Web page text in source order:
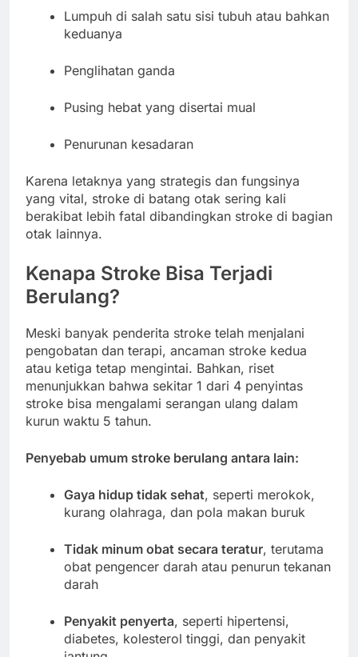
Lumpuh di salah satu sisi tubuh atau bahkan
keduanya
Penglihatan ganda
Pusing hebat yang disertai mual
Penurunan kesadaran
Karena letaknya yang strategis dan fungsinya
yang vital, stroke di batang otak sering kali
berakibat lebih fatal dibandingkan stroke di bagian
otak lainnya.
Kenapa Stroke Bisa Terjadi
Berulang?
Meski banyak penderita stroke telah menjalani
pengobatan dan terapi, ancaman stroke kedua
atau ketiga tetap mengintai. Bahkan, riset
menunjukkan bahwa sekitar 1 dari 4 penyintas
stroke bisa mengalami serangan ulang dalam
kurun waktu 5 tahun.
Penyebab umum stroke berulang antara lain:
Gaya hidup tidak sehat, seperti merokok,
kurang olahraga, dan pola makan buruk
Tidak minum obat secara teratur, terutama
obat pengencer darah atau penurun tekanan
darah
Penyakit penyerta, seperti hipertensi,
diabetes, kolesterol tinggi, dan penyakit